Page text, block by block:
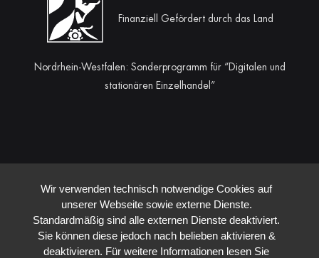
Finanziell Gefördert durch das Land
Nordrhein-Westfalen: Sonderprogramm für “Digitalen und
stationären Einzelhandel”
Wir verwenden technisch notwendige Cookies auf
unserer Webseite sowie externe Dienste.
Standardmäßig sind alle externen Dienste deaktiviert.
Sie können diese jedoch nach belieben aktivieren &
deaktivieren. Für weitere Informationen lesen Sie